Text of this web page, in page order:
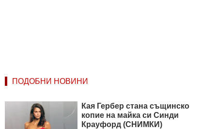
ПОДОБНИ НОВИНИ
Кая Гербер стана същинско
копие на майка си Синди
Крауфорд (СНИМКИ)